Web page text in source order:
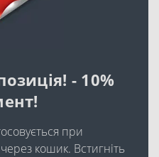
- 10%
при
кошик. Встигніть